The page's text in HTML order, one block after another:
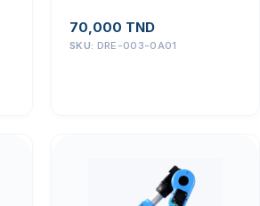
70,000 TND
SKU: DRE-003-0A01